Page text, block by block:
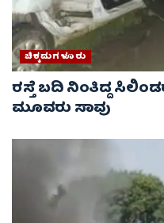
ಚಿಕ್ಕಮಗಳೂರು
ರಸ್ತೆ ಬದಿ ನಿಂತಿದ್ದ
ಮೂವರು ಸಾವು